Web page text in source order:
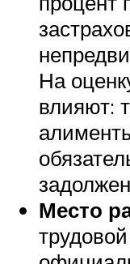
На
влияют:
Место